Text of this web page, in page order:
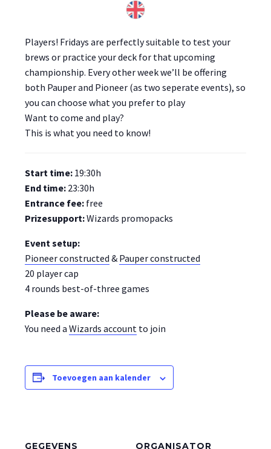
Players! Fridays are perfectly suitable to test your
brews or practice your deck for that upcoming
championship. Every other week we’ll be offering
both Pauper and Pioneer (as two seperate events), so
you can choose what you prefer to play
Want to come and play?
This is what you need to know!
Start time: 19:30h
End time: 23:30h
Entrance fee: free
Prizesupport:Wizards promopacks
Event setup:
Pioneer constructed & Pauper constructed
20 player cap
4 rounds best-of-three games
Please be aware:
You need a Wizards account to join
Toevoegen aan kalender
GEGEVENS ORGANISATOR